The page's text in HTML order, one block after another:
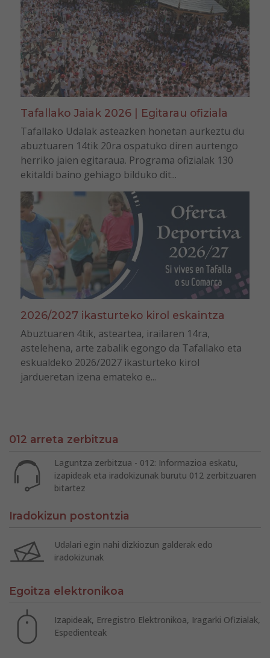
Tafallako Jaiak 2026 | Egitarau ofiziala
Tafallako Udalak asteazken honetan aurkeztu du
abuztuaren 14tik 20ra ospatuko diren aurtengo
herriko jaien egitaraua. Programa ofizialak 130
ekitaldi baino gehiago bilduko dit...
2026/2027 ikasturteko kirol eskaintza
Abuztuaren 4tik, asteartea, irailaren 14ra,
astelehena, arte zabalik egongo da Tafallako eta
eskualdeko 2026/2027 ikasturteko kirol
jardueretan izena emateko e...
012 arreta zerbitzua
Laguntza zerbitzua - 012: Informazioa eskatu,
izapideak eta iradokizunak burutu 012 zerbitzuaren
bitartez
Iradokizun postontzia
Udalari egin nahi dizkiozun galderak edo
iradokizunak
Egoitza elektronikoa
Izapideak, Erregistro Elektronikoa, Iragarki Ofizialak,
Espedienteak